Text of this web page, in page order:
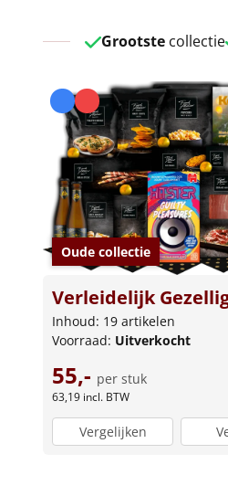
Oude collectie
Verleidelijk
Inhoud: 19 artikelen
Voorraad: Uitverkocht
55,- per stuk
63,19 incl. BTW
Vergelijken
Grootstecollectie